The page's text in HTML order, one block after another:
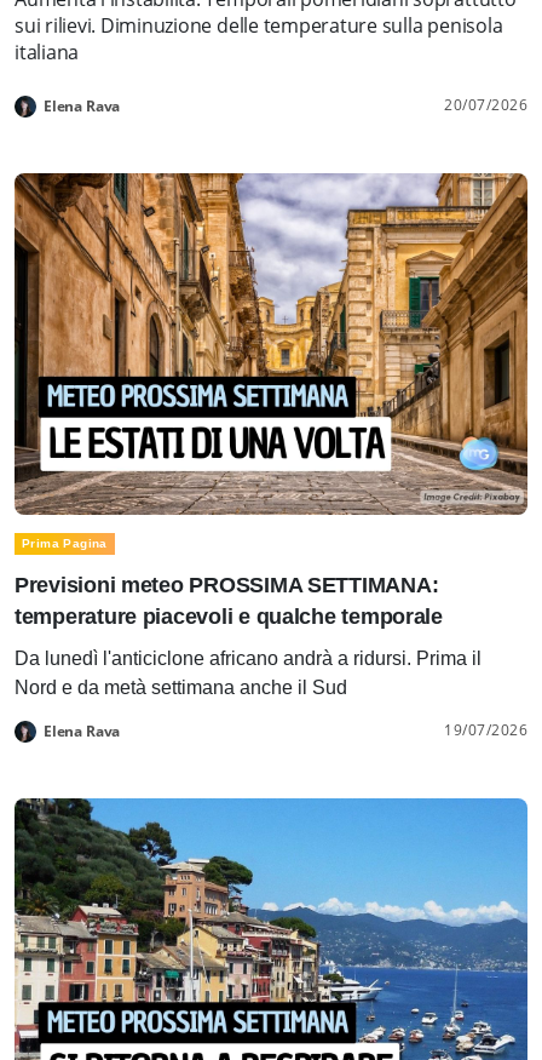
sui rilievi. Diminuzione delle temperature sulla penisola
italiana
Elena Rava 20/07/2026
Prima Pagina
Previsioni meteo PROSSIMA SETTIMANA:
temperature piacevoli e qualche temporale
Da lunedì l'anticiclone africano andrà a ridursi. Prima il
Nord e da metà settimana anche il Sud
Elena Rava 19/07/2026